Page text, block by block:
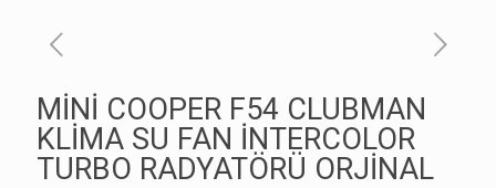
MİNİ COOPER F54 CLUBMAN
KLİMA SU FAN İNTERCOLOR
TURBO RADYATÖRÜ ORJİNAL